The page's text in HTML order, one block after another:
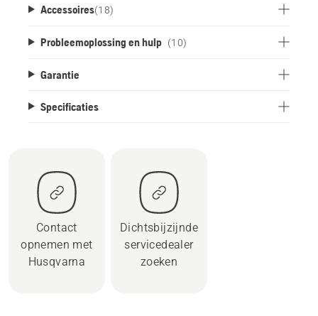
Accessoires(18)
Probleemoplossing en hulp (10)
Garantie
Specificaties
Contact
opnemen met
Husqvarna
Dichtsbijzijnde
servicedealer
zoeken